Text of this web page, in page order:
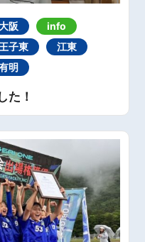
大阪
info
子東
江東
明
た！